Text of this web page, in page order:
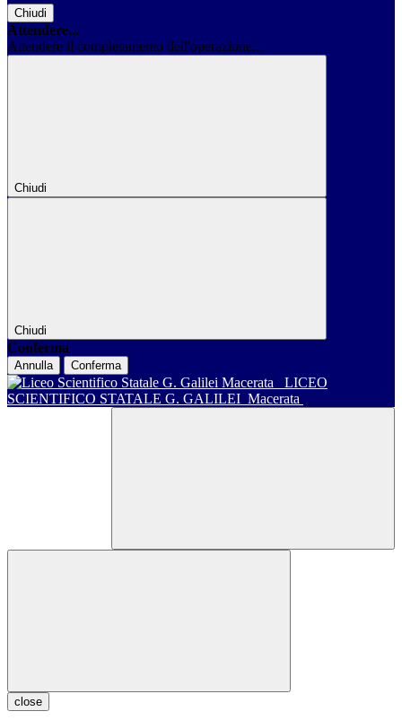
Chiudi
Attendere...
Attendere il completamento dell'operazione...
Chiudi
Chiudi
Conferma
Annulla Conferma
LICEO
SCIENTIFICO STATALE G. GALILEI Macerata
close